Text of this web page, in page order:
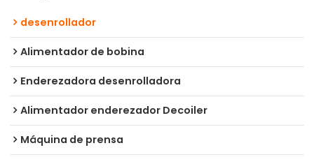
desenrollador
Alimentador de bobina
Enderezadora desenrolladora
Alimentador enderezador Decoiler
Máquina de prensa